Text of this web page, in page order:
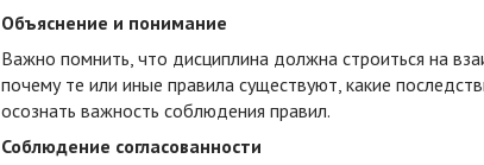
Объяснение и понимание
Важно помнить, что дисциплина должна строиться на
почему те или иные правила существуют, какие
осознать важность соблюдения правил.
Соблюдение согласованности